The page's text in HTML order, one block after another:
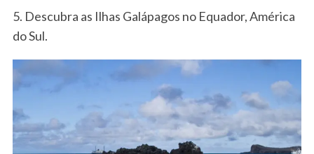
5. Descubra as Ilhas Galápagos no Equador, América
do Sul.